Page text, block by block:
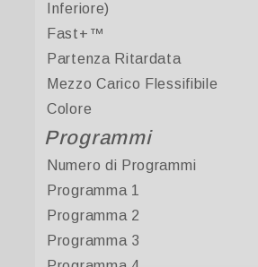
Inferiore)
Fast+™
Partenza Ritardata
Mezzo Carico Flessifibile
Colore
Programmi
Numero di Programmi
Programma 1
Programma 2
Programma 3